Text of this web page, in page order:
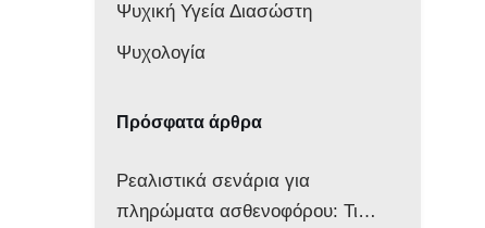
Ψυχική Υγεία Διασώστη
Ψυχολογία
Πρόσφατα άρθρα
Ρεαλιστικά σενάρια για
πληρώματα ασθενοφόρου: Τι